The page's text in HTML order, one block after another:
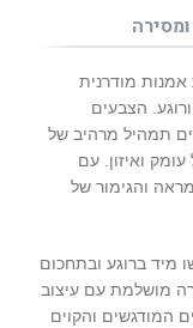
מודרנית
הצבעים
תמהיל מרהיב של
ואיזון. עם
והגימור של
מיד ברוגע ובתחכום
מושלמת עם עיצוב
המודגשים והקוים